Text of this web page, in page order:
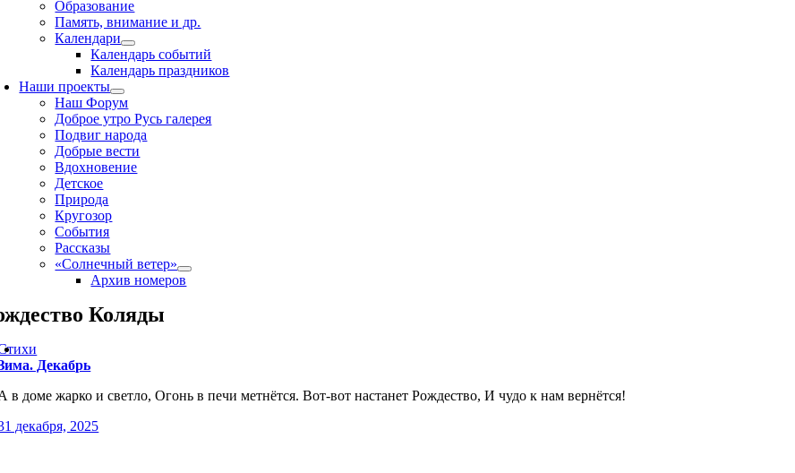
Образование
Память, внимание и др.
Календари
Календарь событий
Календарь праздников
Наши проекты
Наш Форум
Доброе утро Русь галерея
Подвиг народа
Добрые вести
Вдохновение
Детское
Природа
Кругозор
События
Рассказы
«Солнечный ветер»
Архив номеров
Коляды
Декабрь
в доме жарко и светло, Огонь в печи метнётся. Вот-вот настанет Рождество, И чудо к нам вернётся!
декабря, 2025